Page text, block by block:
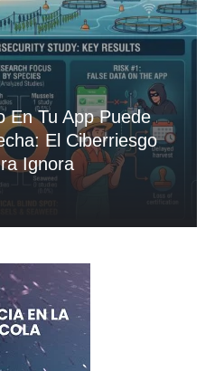
En Tu App Puede
El Ciberriesgo
Ignora